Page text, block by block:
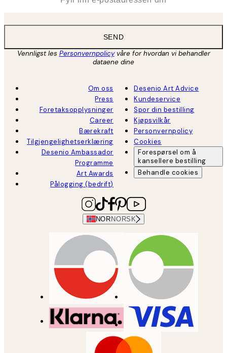
SEND
Vennligst les Personvernpolicyvåre for hvordan vi behandler
dataene dine
Om oss
Press
Foretaksopplysninger
Career
Bærekraft
Tilgjengelighetserklæring
Desenio Ambassador
Programme
Art Awards
Pålogging (bedrift)
Desenio Art Advice
Kundeservice
Spor din bestilling
Kjøpsvilkår
Personvernpolicy
Cookies
Forespørsel om å
kansellere bestilling
Behandle cookies
NOR NORSK